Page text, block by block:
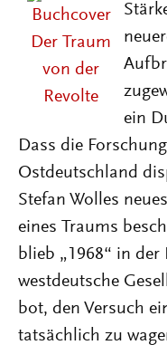
ein
Dass die
Ostdeutschland
Stefan Wolles
eines Traums
blieb „1968“ in der
westdeutsche
bot, den Versuch
tatsächlich zu